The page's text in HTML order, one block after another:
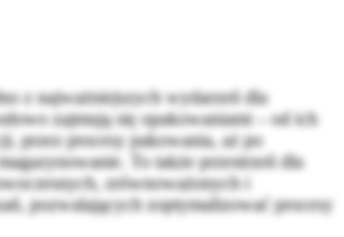
z najważniejszych wydarzeń dla
zajmują się opakowaniami – od ich
przez procesy pakowania, aż po
To także przestrzeń dla
zrównoważonych i
pozwalających zoptymalizować procesy